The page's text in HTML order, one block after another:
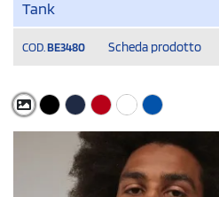
Tank
COD. BE3480 Scheda prodotto